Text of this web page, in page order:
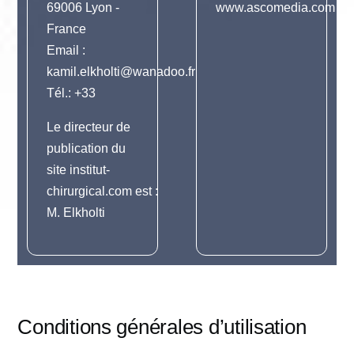
69006 Lyon -
France
Email :
kamil.elkholti@wanadoo.fr
Tél.: +33
Le directeur de
publication du
site institut-
chirurgical.com est :
M. Elkholti
www.ascomedia.com
Conditions générales d’utilisation